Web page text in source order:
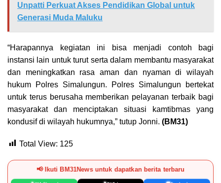
Unpatti Perkuat Akses Pendidikan Global untuk
Generasi Muda Maluku
“Harapannya kegiatan ini bisa menjadi contoh bagi
instansi lain untuk turut serta dalam membantu masyarakat
dan meningkatkan rasa aman dan nyaman di wilayah
hukum Polres Simalungun. Polres Simalungun bertekat
untuk terus berusaha memberikan pelayanan terbaik bagi
masyarakat dan menciptakan situasi kamtibmas yang
kondusif di wilayah hukumnya,” tutup Jonni. (BM31)
Total View: 125
📢 Ikuti BM31News untuk dapatkan berita terbaru